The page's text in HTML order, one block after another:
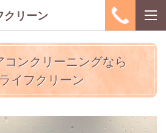
クリーン
コンクリーニングなら
イフクリーン